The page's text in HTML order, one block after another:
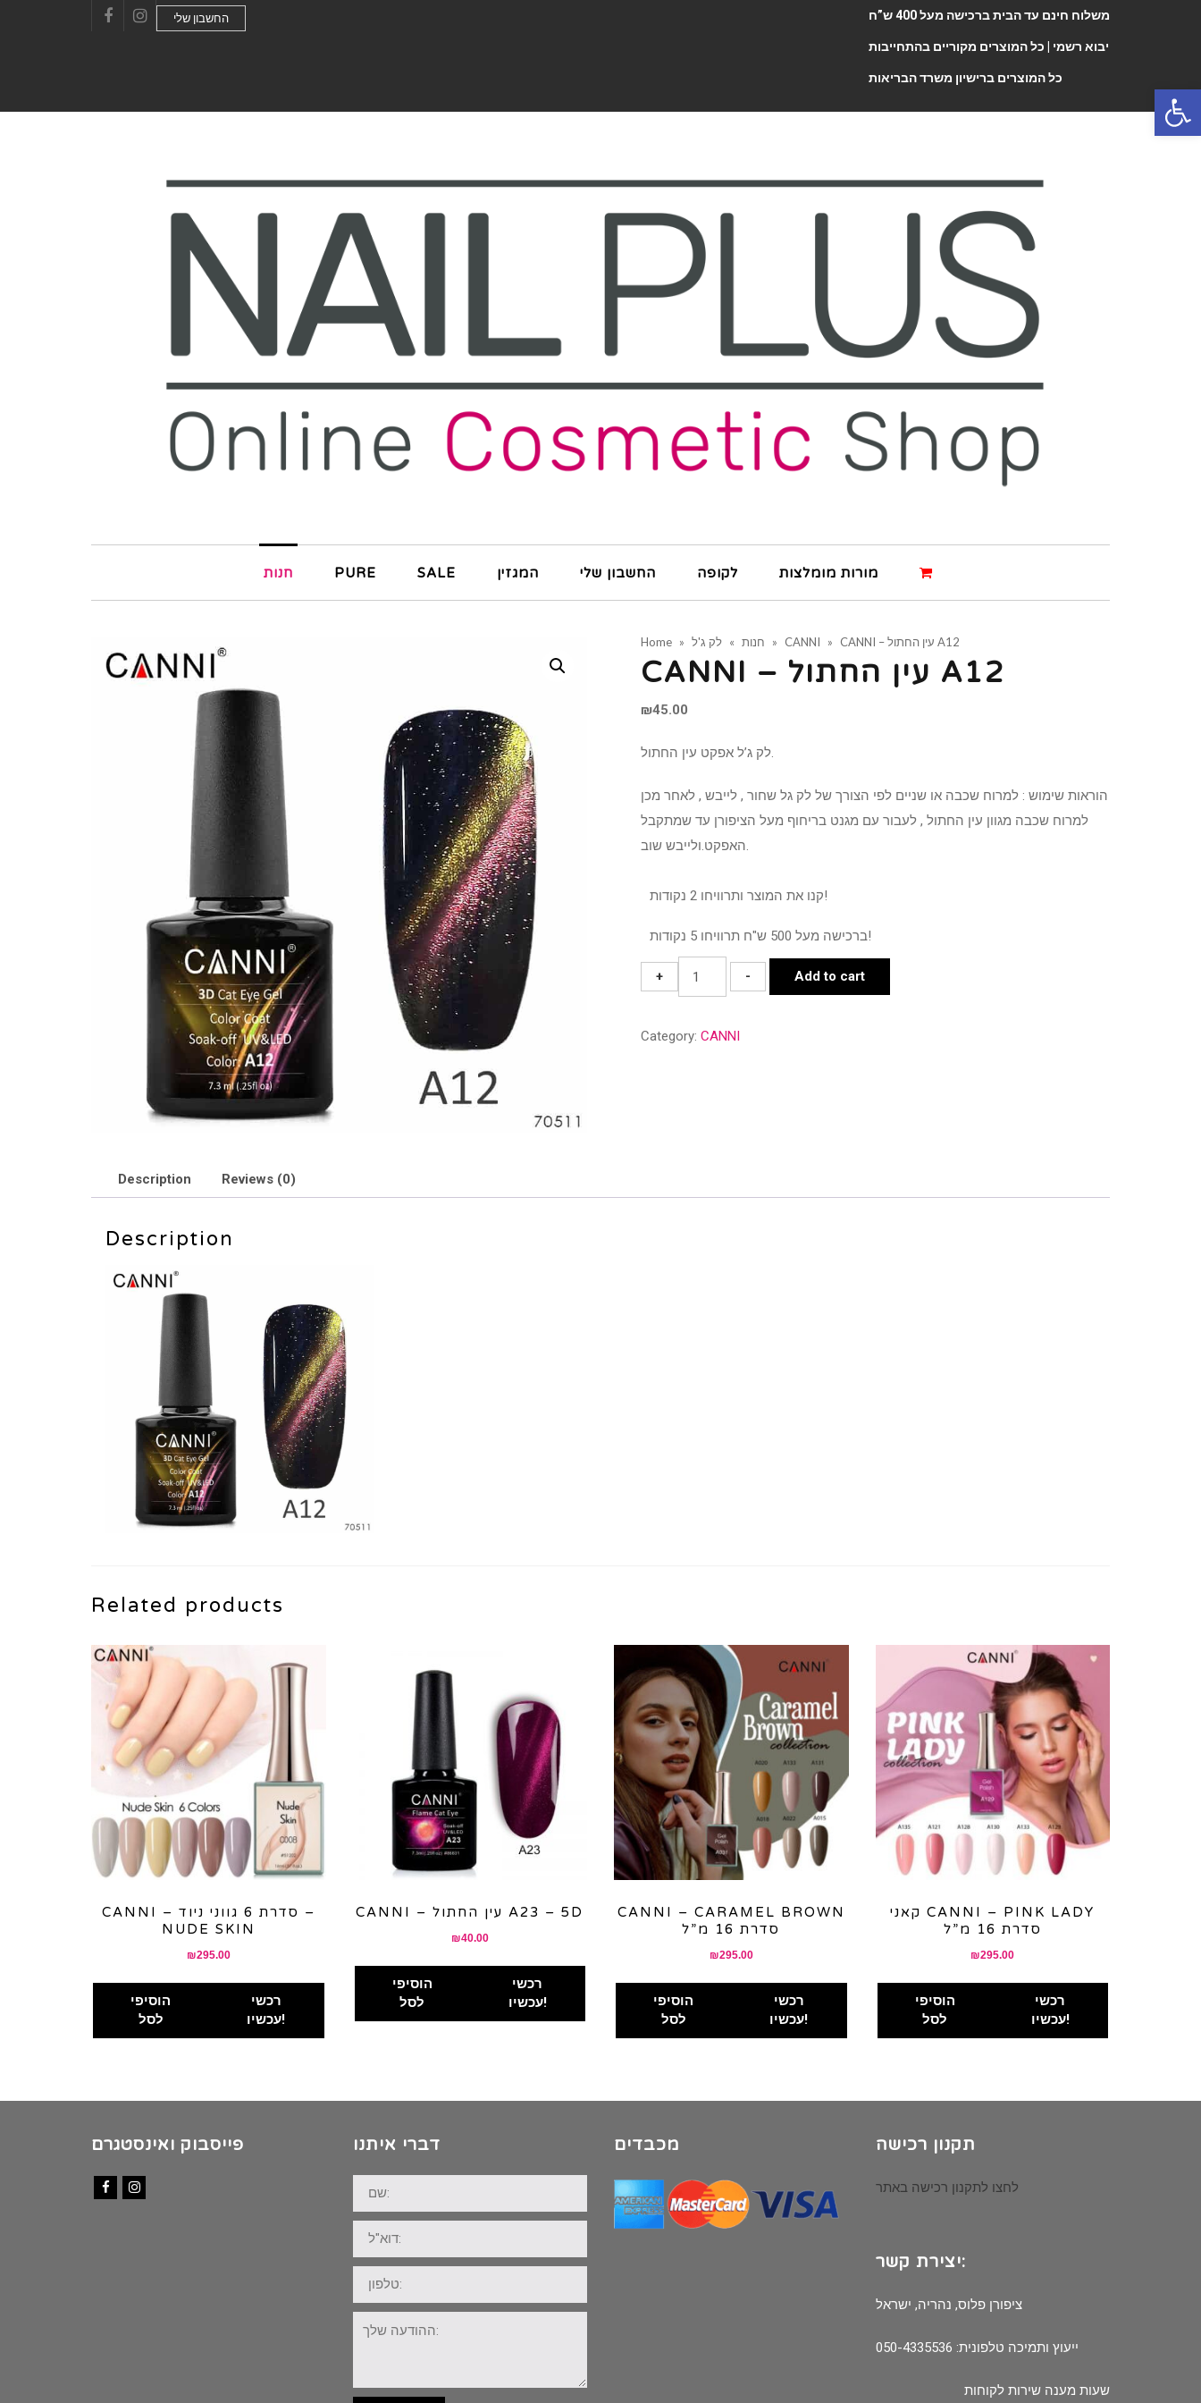
Instagram
החשבון שלי משלוח חינם עד הבית ברכישה מעל 400 ש”ח
יבוא רשמי | כל המוצרים מקוריים בהתחייבות
כל המוצרים ברישיון משרד הבריאות
חנות PURE SALE המגזין החשבון שלי לקופה מורות מומלצות
Home » חנות » לק ג'ל » CANNI » CANNI – עין החתול A12
CANNI – עין החתול A12
₪45.00
לק ג’ל אפקט עין החתול.
הוראות שימוש : למרוח שכבה או שניים לפי הצורך של לק גל שחור , לייבש , לאחר מכן
למרוח שכבה מגוון עין החתול , לעבור עם מגנט בריחוף מעל הציפורן עד שמתקבל
האפקט.ולייבש שוב.
קנו את המוצר ותרוויחו 2 נקודות!
ברכישה מעל 500 ש"ח תרוויחו 5 נקודות!
+
CANNI
-
החתול
- Add to cart
Category: CANNI
Description Reviews (0)
Description
Related products
CANNI – סדרת 6 גווני ניוד –
NUDE SKIN
₪295.00
הוסיפי
לסל
רכשי
עכשיו!
CANNI – עין החתול A23 – 5D
₪40.00
הוסיפי
לסל
רכשי
עכשיו!
CANNI – CARAMEL BROWN
סדרת 16 מ”ל
₪295.00
הוסיפי
לסל
רכשי
עכשיו!
קאני CANNI – PINK LADY
סדרת 16 מ”ל
₪295.00
הוסיפי
לסל
רכשי
עכשיו!
פייסבוק ואינסטגרם דברי איתנו
שם:
דוא"ל:
טלפון:
ההודעה
שלך:
מכבדים תקנון רכישה
לחצו לתקנון רכישה באתר
יצירת קשר:
ציפורן פלוס, נהריה, ישראל
ייעוץ ותמיכה טלפונית: 050-4335536
שעות מענה שירות לקוחות